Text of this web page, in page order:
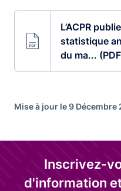
L’ACPR
statistique
du ma...
Mise à jour le 9 Décembre
Inscrivez-
d'information